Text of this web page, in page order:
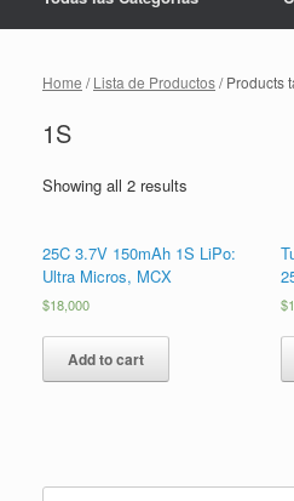
Home /Lista de Productos/ Products
1S
Showing all 2 results
25C 3.7V 150mAh 1S LiPo:
Ultra Micros, MCX
$18,000
Add to cart
$